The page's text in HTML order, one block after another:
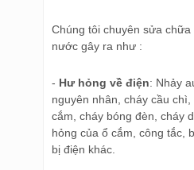
Chúng tôi chuyên sửa
nước gây ra như :
- Hư hỏng về điện: Nhảy
nguyên nhân, cháy cầu
cắm, cháy bóng đèn, cháy
hỏng của ổ cắm, công tắc,
bị điện khác.